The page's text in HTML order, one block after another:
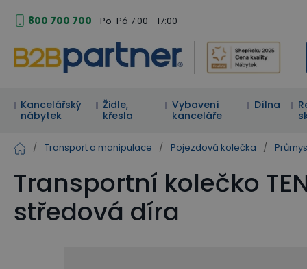
800 700 700 Po-Pá 7:00 - 17:00
Kancelářský
nábytek
Židle,
křesla
Vybavení
kanceláře
Dílna
/ Transport a manipulace / Pojezdová kolečka /
Transportní kolečko
středová díra